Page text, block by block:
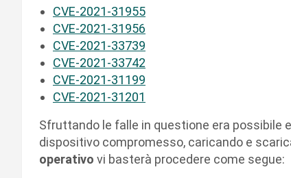
CVE-2021-31955
CVE-2021-31956
CVE-2021-33739
CVE-2021-33742
CVE-2021-31199
CVE-2021-31201
Sfruttando le falle in questione era possibile
dispositivo compromesso, caricando e
operativo vi basterà procedere come segue: